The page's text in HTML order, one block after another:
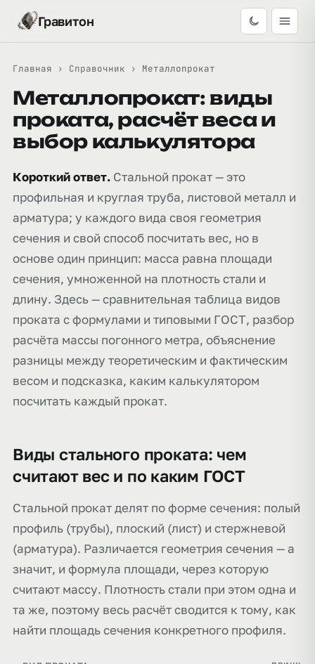
Гравитон
Главная › Справочник › Металлопрокат
Металлопрокат: виды
проката, расчёт веса и
выбор калькулятора
Короткий ответ. Стальной прокат — это
профильная и круглая труба, листовой металл и
арматура; у каждого вида своя геометрия
сечения и свой способ посчитать вес, но в
основе один принцип: масса равна площади
сечения, умноженной на плотность стали и
длину. Здесь — сравнительная таблица видов
проката с формулами и типовыми ГОСТ, разбор
расчёта массы погонного метра, объяснение
разницы между теоретическим и фактическим
весом и подсказка, каким калькулятором
посчитать каждый прокат.
Виды стального проката: чем
считают вес и по каким ГОСТ
Стальной прокат делят по форме сечения: полый
профиль (трубы), плоский (лист) и стержневой
(арматура). Различается геометрия сечения — а
значит, и формула площади, через которую
считают массу. Плотность стали при этом одна и
та же, поэтому весь расчёт сводится к тому, как
найти площадь сечения конкретного профиля.